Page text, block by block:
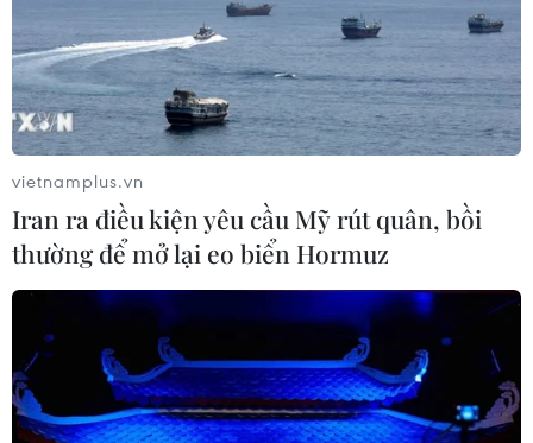
vietnamplus.vn
Iran ra điều kiện yêu cầu Mỹ rút quân, bồi
thường để mở lại eo biển Hormuz